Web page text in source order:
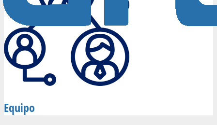
Equipo